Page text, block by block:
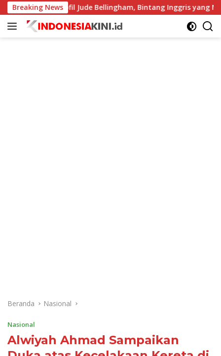
Langsung
ke
konten
Breaking News
Profil Jude Bellingham, Bintang Inggris yang
Beranda Nasional
Nasional
Alwiyah Ahmad Sampaikan